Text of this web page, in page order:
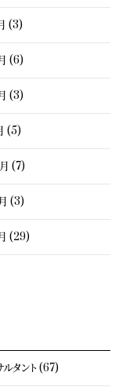
(3)
(6)
(3)
(5)
(7)
(3)
(29)
タント (67)